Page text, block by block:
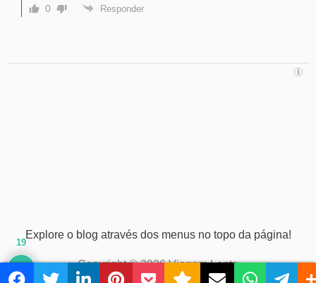
0 Responder
Explore o blog através dos menus no topo da página!
Copyright © 2026 Viagem Lenta
19